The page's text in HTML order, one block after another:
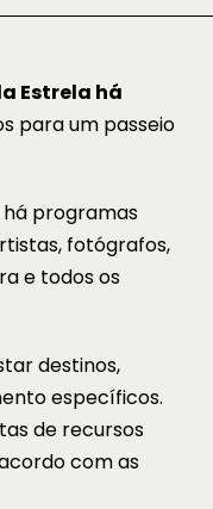
Estrela há
para um passeio
há programas
fotógrafos,
e todos os
destinos,
específicos.
de recursos
com as